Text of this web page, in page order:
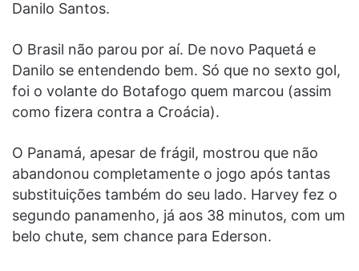
Danilo Santos.
O Brasil não parou por aí. De novo Paquetá e
Danilo se entendendo bem. Só que no sexto gol,
foi o volante do Botafogo quem marcou (assim
como fizera contra a Croácia).
O Panamá, apesar de frágil, mostrou que não
abandonou completamente o jogo após tantas
substituições também do seu lado. Harvey fez o
segundo panamenho, já aos 38 minutos, com um
belo chute, sem chance para Ederson.